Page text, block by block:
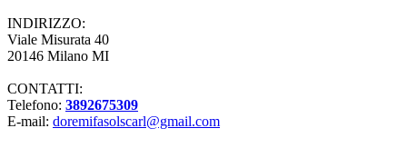
INDIRIZZO:
Viale Misurata 40
20146 Milano MI
CONTATTI:
Telefono: 3892675309
E-mail: doremifasolscarl@gmail.com